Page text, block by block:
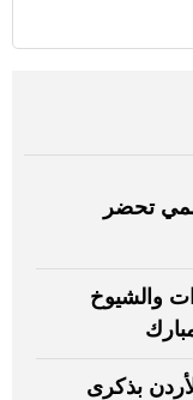
تحضر
والشيوخ
بذكرى